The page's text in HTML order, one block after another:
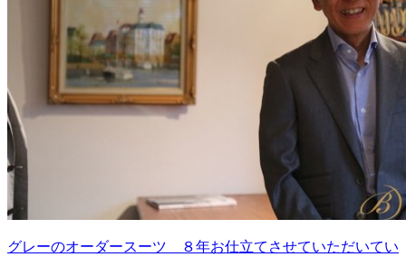
グレーのオーダースーツ ８年お仕立てさせていただいてい